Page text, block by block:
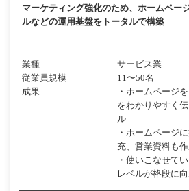
マーケティング強化のため、ホームペー
ルなどの運用基盤をトータルで構築
業種
サービス業
従業員規模
11〜50名
成果
・ホームページ
をわかりやすく
ル
・ホームページ
充、営業資料も
・使いこなせて
レベルが格段に